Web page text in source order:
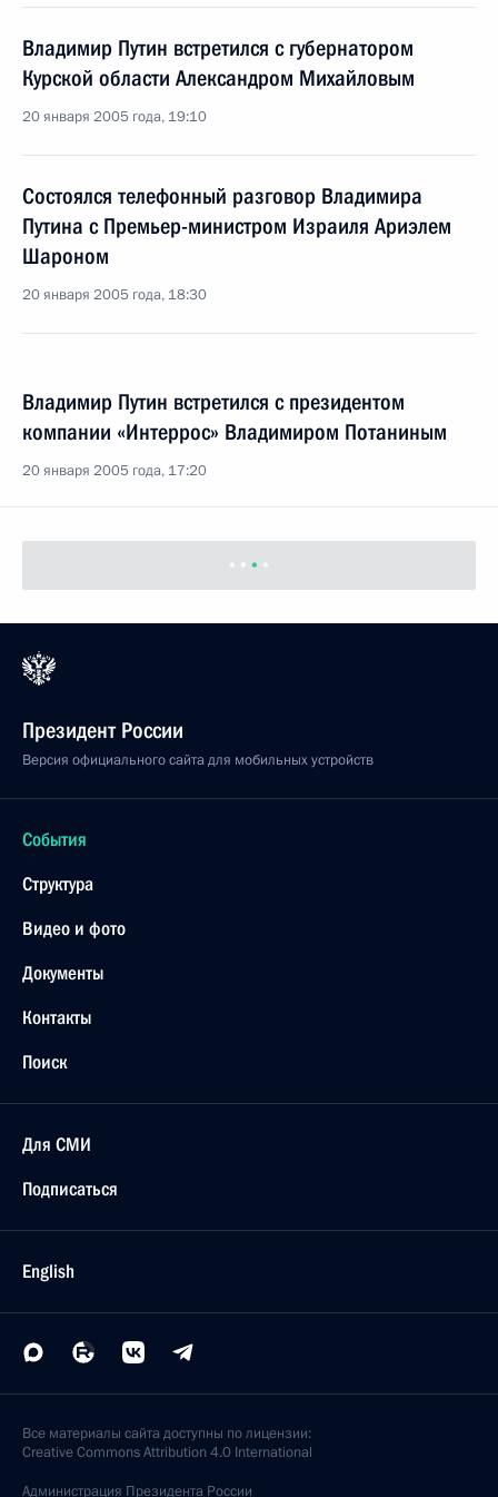
Владимир Путин встретился с губернатором
Курской области Александром Михайловым
20 января 2005 года, 19:10
Состоялся телефонный разговор Владимира
Путина с Премьер-министром Израиля Ариэлем
Шароном
20 января 2005 года, 18:30
компании «Интеррос» Владимиром Потаниным
20 января 2005 года, 17:20
20 января 2005 года, 15:20
Владимир Путин поздравил Виктора Ющенко
20 января 2005 года, 15:00
с праздником Курбан-байрам
20 января 2005 года, 08:20
Владимир Путин поздравил население Мордовии
Состоялся телефонный разговор Владимира
Путина с Президентом Франции Жаком Шираком
19 января 2005 года, 21:50
Владимир Путин провел рабочую встречу
с Председателем Правительства Михаилом
Фрадковым
Владимир Путин встретился с главой Мордовии